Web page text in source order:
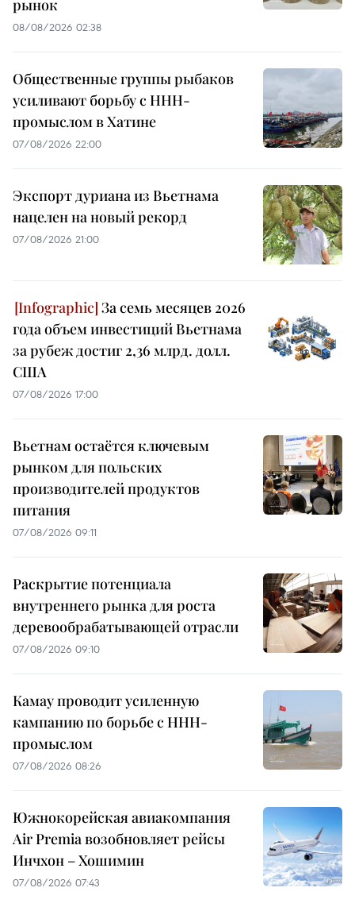
рынок
08/08/2026 02:38
Общественные группы рыбаков
усиливают борьбу с ННН-
промыслом в Хатине
07/08/2026 22:00
Экспорт дуриана из Вьетнама
нацелен на новый рекорд
07/08/2026 21:00
За семь месяцев 2026
года объем инвестиций Вьетнама
за рубеж достиг 2,36 млрд. долл.
США
07/08/2026 17:00
Вьетнам остаётся ключевым
рынком для польских
производителей продуктов
питания
07/08/2026 09:11
Раскрытие потенциала
внутреннего рынка для роста
деревообрабатывающей отрасли
07/08/2026 09:10
Камау проводит усиленную
кампанию по борьбе с ННН-
промыслом
07/08/2026 08:26
Южнокорейская авиакомпания
Air Premia возобновляет рейсы
Инчхон – Хошимин
07/08/2026 07:43